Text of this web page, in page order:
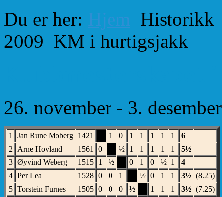
Du er her: Hjem Historikk
2009 KM i hurtigsjakk
26. november - 3.
1 Jan Rune Moberg 1421 1 0 1 1 1 1 1
6
2
Arne Hovland 1561 0 ½ 1 1 1 1 1
5½
3 Øyvind Weberg 1515 1 ½ 0 1 0 ½ 1
4
4 Per Lea 1528 0 0 1 ½ 0 1 1 3½ (8.25)
5 Torstein Furnes 1505 0 0 0 ½ 1 1 1 3½ (7.25)